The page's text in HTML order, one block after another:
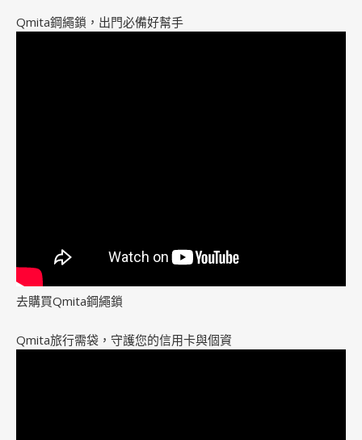
Qmita鋼繩鎖，出門必備好幫手
去購買Qmita鋼繩鎖
Qmita旅行需袋，守護您的信用卡與個資